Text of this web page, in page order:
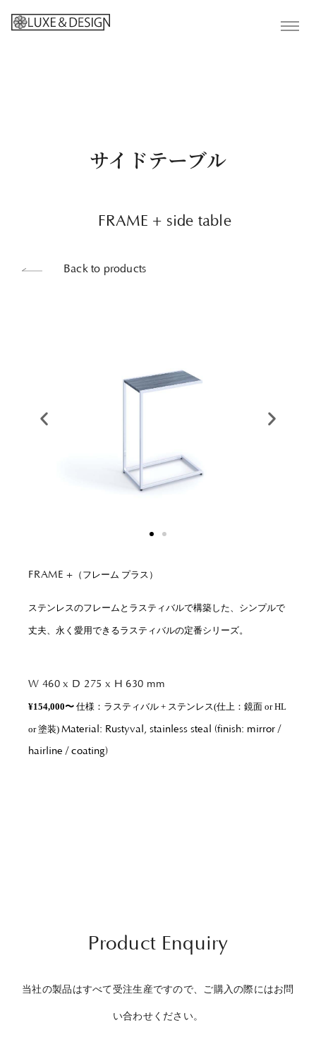
サイドテーブル
FRAME + side table
Back to products
FRAME + （フレーム プラス）
ステンレスのフレームとラスティバルで構築した、シンプルで
丈夫、永く愛用できるラスティバルの定番シリーズ。
W 460 x D 275 x H 630 mm
¥154,000〜 仕様： ラスティバル + ステンレス(仕上：鏡面 or HL
or 塗装) Material: Rustyval, stainless steal (finish: mirror /
hairline / coating)
Product Enquiry
当社の製品はすべて受注生産ですので、ご購入の際にはお問
い合わせください。